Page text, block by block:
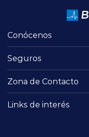
Centro de Ayuda
modo claro
Conócenos
Seguros
Zona de Contacto
Links de interés